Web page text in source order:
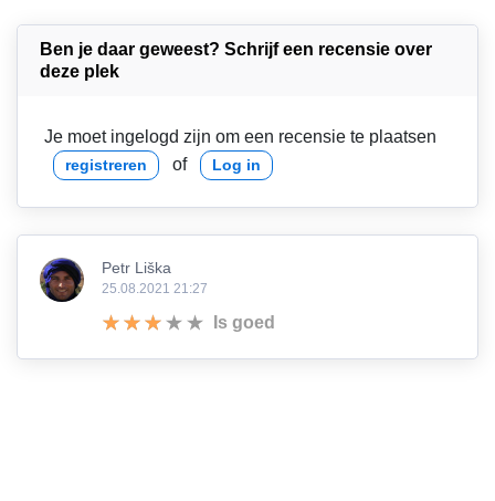
Ben je daar geweest? Schrijf een recensie over
deze plek
Je moet ingelogd zijn om een recensie te plaatsen
registreren of Log in
Petr Liška
25.08.2021 21:27
Is goed